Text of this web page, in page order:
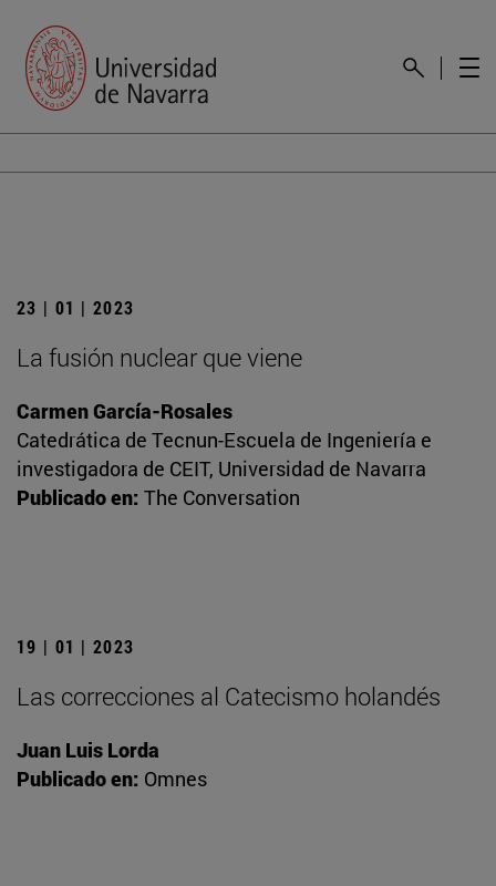
23 | 01 | 2023
La fusión nuclear que viene
Carmen García-Rosales
Catedrática de Tecnun-Escuela de Ingeniería e
investigadora de CEIT, Universidad de Navarra
Publicado en: The Conversation
19 | 01 | 2023
Las correcciones al Catecismo holandés
Juan Luis Lorda
Publicado en: Omnes